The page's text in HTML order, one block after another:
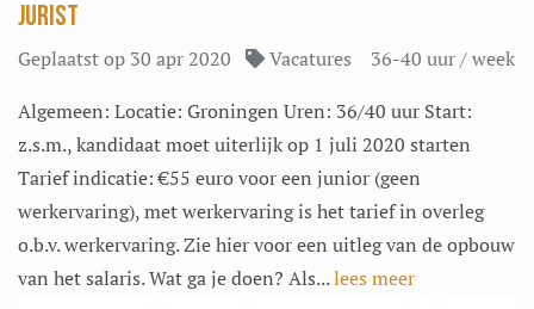
JURIST
Geplaatst op 30 apr 2020 Vacatures
36-40 uur / week
Algemeen: Locatie: Groningen Uren: 36/40 uur Start:
z.s.m., kandidaat moet uiterlijk op 1 juli 2020 starten
Tarief indicatie: €55 euro voor een junior (geen
werkervaring), met werkervaring is het tarief in overleg
o.b.v. werkervaring. Zie hier voor een uitleg van de opbouw
van het salaris. Wat ga je doen? Als...lees meer